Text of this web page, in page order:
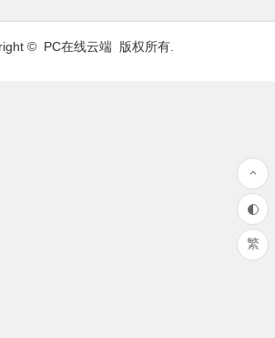
© PC在线云端 版权所有.
繁